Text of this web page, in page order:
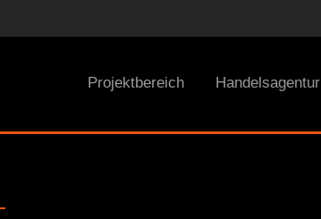
Projektbereich Handelsagentur